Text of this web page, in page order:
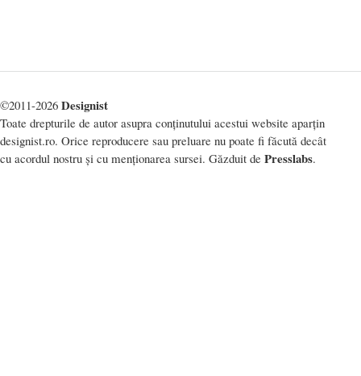
©2011-2026 Designist
Toate drepturile de autor asupra conținutului acestui website aparțin
designist.ro. Orice reproducere sau preluare nu poate fi făcută decât
cu acordul nostru și cu menționarea sursei. Găzduit de Presslabs.